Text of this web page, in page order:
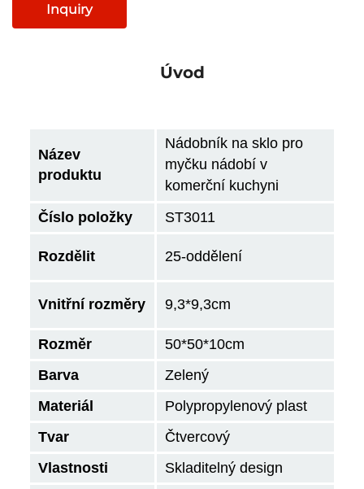
Inquiry
Úvod
Název
produktu
Nádobník na sklo pro
myčku nádobí v
komerční kuchyni
Číslo položky
ST3011
Rozdělit 25-oddělení
Vnitřní rozměry 9,3*9,3cm
Rozměr 50*50*10cm
Barva
Zelený
Materiál
Polypropylenový plast
Tvar
Čtvercový
Vlastnosti
Skladitelný design